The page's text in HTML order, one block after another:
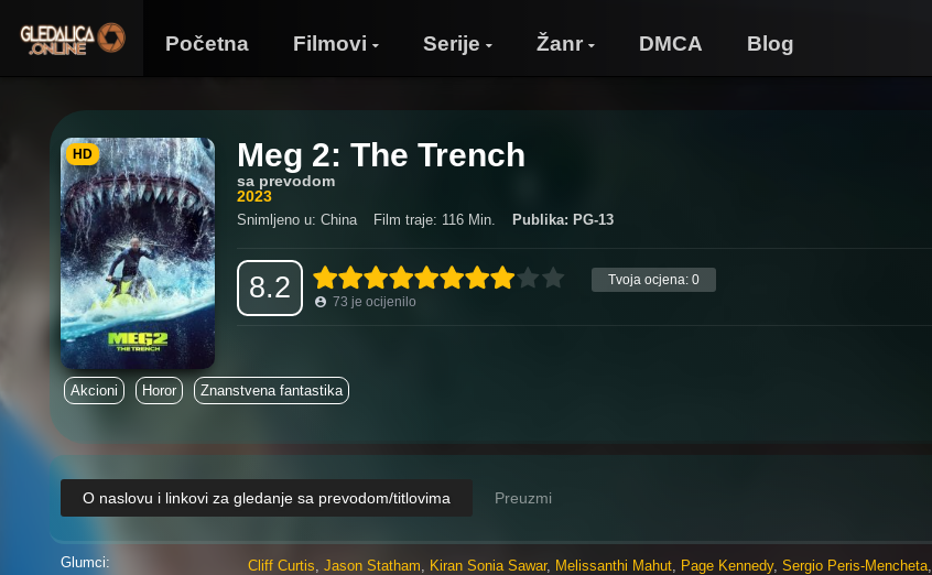
Početna Filmovi Serije Žanr DMCA Blog
HD Meg 2: The Trench
sa prevodom
2023
Snimljeno u: China Film traje: 116 Min. Publika: PG-13
Tvoja ocjena: 0
8.2 73 je ocijenilo
Akcioni Horor Znanstvena fantastika
O naslovu i linkovi za gledanje sa prevodom/titlovima Preuzmi
Glumci: Cliff Curtis, Jason Statham, Kiran Sonia Sawar, Melissanthi Mahut, Page Kennedy, Sergio Peris-Mencheta,